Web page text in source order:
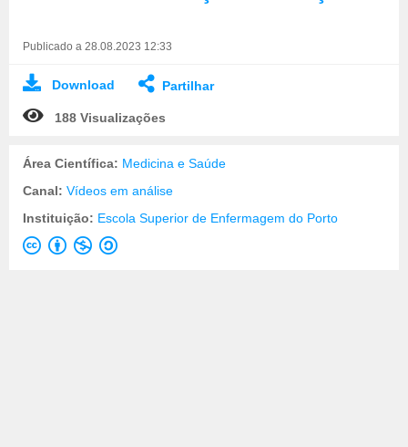
Publicado a 28.08.2023 12:33
Download Partilhar
188 Visualizações
Área Científica: Medicina e Saúde
Canal: Vídeos em análise
Instituição: Escola Superior de Enfermagem do Porto